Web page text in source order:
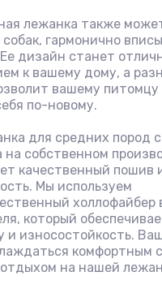
лежанка также
гармонично
дизайн станет
к вашему дому, а
вашему
по-новому.
для средних пород
на собственном
качественный пошив
Мы используем
холлофайбер
который
и износостойкость.
комфортным
на нашей